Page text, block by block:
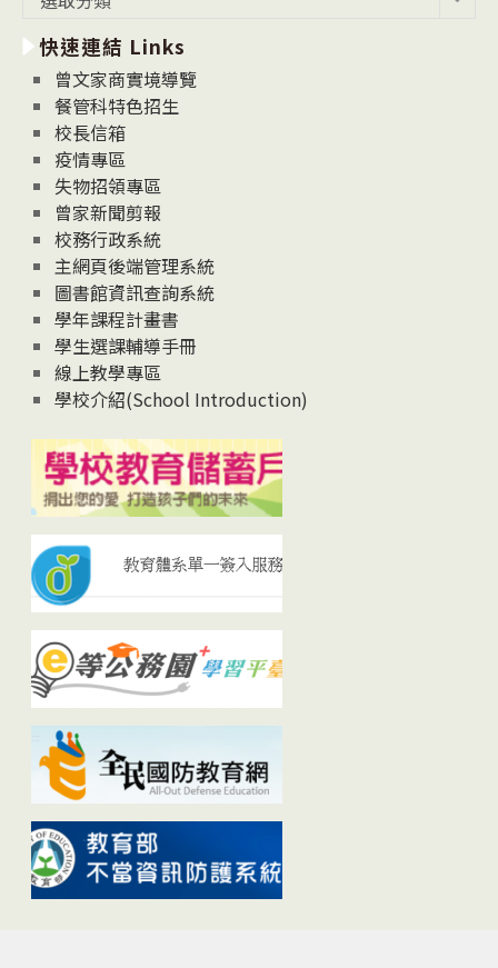
消
息
News
快速連結 Links
曾文家商實境導覽
餐管科特色招生
校長信箱
疫情專區
失物招領專區
曾家新聞剪報
校務行政系統
主網頁後端管理系統
圖書館資訊查詢系統
學年課程計畫書
學生選課輔導手冊
線上教學專區
學校介紹(School Introduction)